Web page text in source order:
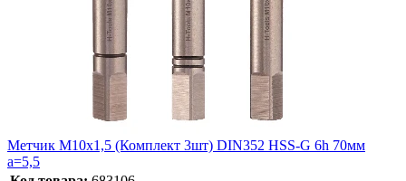
Метчик М10х1,5 (Комплект 3шт) DIN352 HSS-G 6h 70мм
a=5,5